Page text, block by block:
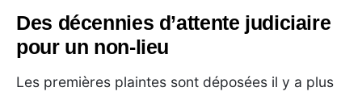
Des décennies d’attente judiciaire
pour un non-lieu
Les premières plaintes sont déposées il y a plus